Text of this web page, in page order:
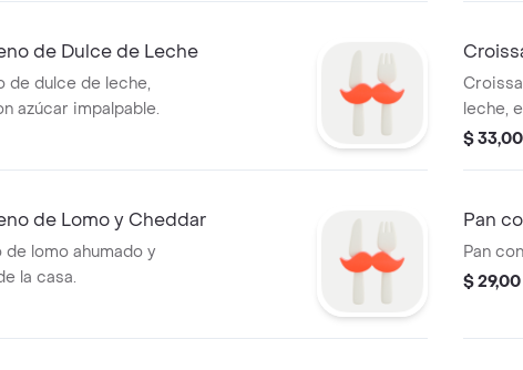
de Dulce de Leche
de dulce de leche,
azúcar impalpable.
leche,
$ 33,00
de Lomo y Cheddar
lomo ahumado y
la casa.
Pan
Pan
$ 29,00